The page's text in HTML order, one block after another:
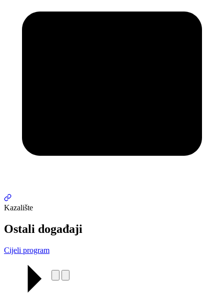
Kazalište
Ostali događaji
Cijeli program